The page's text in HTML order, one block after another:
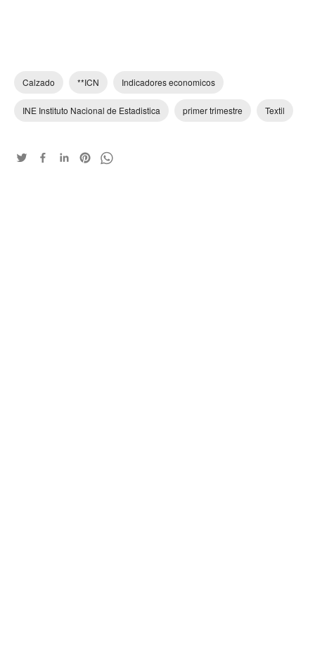
Calzado **ICN Indicadores economicos
INE Instituto Nacional de Estadistica primer trimestre Textil